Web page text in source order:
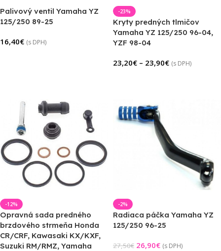
Palivový ventil Yamaha YZ
125/250 89-25
16,40€ (s DPH)
-23%
Kryty predných tlmičov
Yamaha YZ 125/250 96-04,
YZF 98-04
23,20€ – 23,90€ (s DPH)
-12%
Opravná sada predného
brzdového strmeňa Honda
CR/CRF, Kawasaki KX/KXF,
Suzuki RM/RMZ, Yamaha
-2%
Radiaca páčka Yamaha YZ
125/250 96-25
27,50€ 26,90€ (s DPH)